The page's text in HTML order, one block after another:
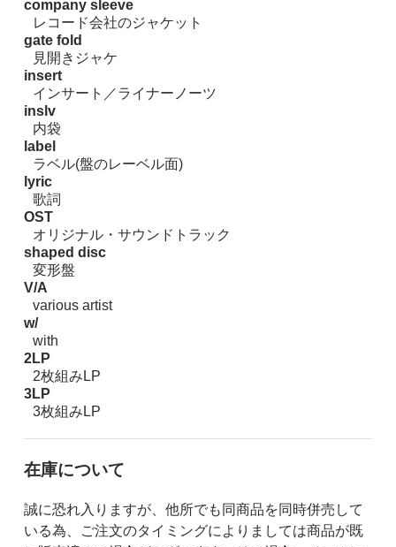
company sleeve
レコード会社のジャケット
gate fold
見開きジャケ
insert
インサート／ライナーノーツ
inslv
内袋
label
ラベル(盤のレーベル面)
lyric
歌詞
OST
オリジナル・サウンドトラック
shaped disc
変形盤
V/A
various artist
w/
with
2LP
2枚組みLP
3LP
3枚組みLP
在庫について
誠に恐れ入りますが、他所でも同商品を同時併売して
いる為、ご注文のタイミングによりましては商品が既